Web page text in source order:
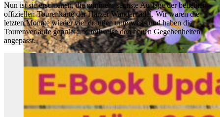
Nun ist sie erschienen, die nunmehr sechste Auflage der beliebten
offiziellen Tourenkarte der Harzer Wandernadel. Wir waren die
letzten Monate wieder viel draußen unterwegs und haben die
Tourenverläufe geprüft und teilweise den neuen Gegebenheiten
angepasst.